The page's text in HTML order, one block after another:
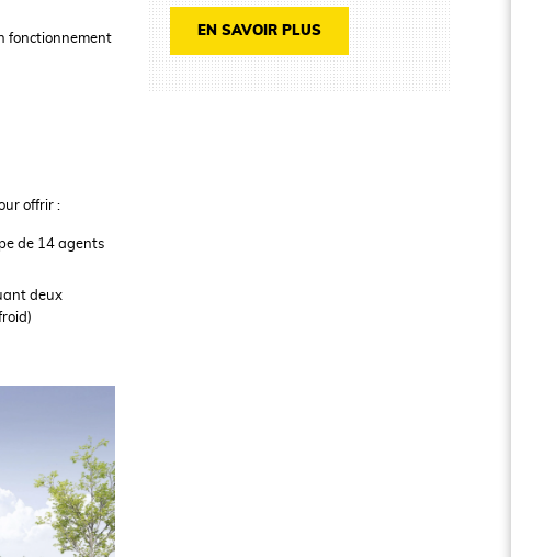
fonctionnement
offrir :
de 14 agents
deux
EN SAVOIR PLUS